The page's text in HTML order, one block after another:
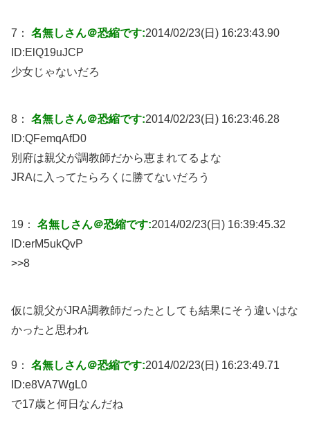
7： 名無しさん＠恐縮です:2014/02/23(日) 16:23:43.90
ID:ElQ19uJCP
少女じゃないだろ
8： 名無しさん＠恐縮です:2014/02/23(日) 16:23:46.28
ID:QFemqAfD0
別府は親父が調教師だから恵まれてるよな
JRAに入ってたらろくに勝てないだろう
19： 名無しさん＠恐縮です:2014/02/23(日) 16:39:45.32
ID:erM5ukQvP
>>8
仮に親父がJRA調教師だったとしても結果にそう違いはな
かったと思われ
9： 名無しさん＠恐縮です:2014/02/23(日) 16:23:49.71
ID:e8VA7WgL0
で17歳と何日なんだね